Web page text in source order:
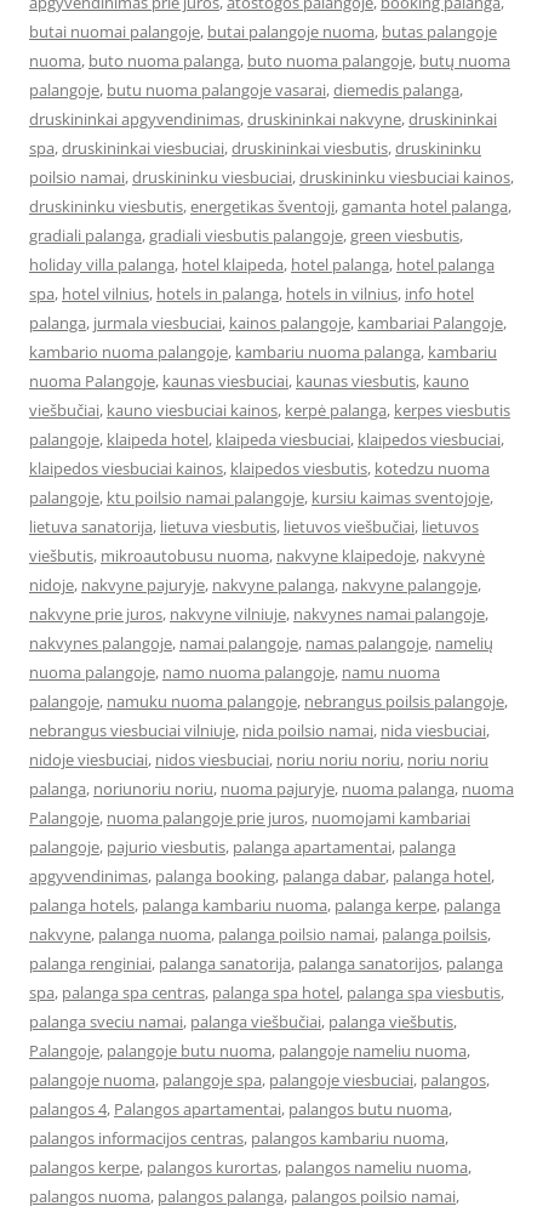
butai nuomai palangoje, butai palangoje nuoma, butas palangoje
nuoma, buto nuoma palanga, buto nuoma palangoje, butų nuoma
palangoje, butu nuoma palangoje vasarai,diemedis palanga,
druskininkai apgyvendinimas,druskininkai nakvyne,druskininkai
spa,druskininkai viesbuciai,druskininkai viesbutis,druskininku
poilsio namai,druskininku viesbuciai,druskininku viesbuciai kainos,
druskininku viesbutis,energetikas šventoji,gamanta hotel palanga,
gradiali palanga,gradiali viesbutis palangoje,green viesbutis,
holiday villa palanga, hotel klaipeda, hotel palanga, hotel palanga
spa, hotel vilnius, hotels in palanga, hotels in vilnius, info hotel
palanga, jurmala viesbuciai, kainos palangoje, kambariai Palangoje,
kambario nuoma palangoje, kambariu nuoma palanga, kambariu
nuoma Palangoje, kaunas viesbuciai, kaunas viesbutis, kauno
viešbučiai, kauno viesbuciai kainos, kerpė palanga, kerpes viesbutis
palangoje, klaipeda hotel, klaipeda viesbuciai, klaipedos viesbuciai,
klaipedos viesbuciai kainos, klaipedos viesbutis, kotedzu nuoma
palangoje, ktu poilsio namai palangoje, kursiu kaimas sventojoje,
lietuva sanatorija, lietuva viesbutis, lietuvos viešbučiai, lietuvos
viešbutis, mikroautobusu nuoma, nakvyne klaipedoje, nakvynė
nidoje, nakvyne pajuryje, nakvyne palanga, nakvyne palangoje,
nakvyne prie juros, nakvyne vilniuje, nakvynes namai palangoje,
nakvynes palangoje, namai palangoje, namas palangoje, namelių
nuoma palangoje, namo nuoma palangoje, namu nuoma
palangoje, namuku nuoma palangoje, nebrangus poilsis palangoje,
nebrangus viesbuciai vilniuje, nida poilsio namai, nida viesbuciai,
nidoje viesbuciai, nidos viesbuciai, noriu noriu noriu, noriu noriu
palanga, noriunoriu noriu, nuoma pajuryje, nuoma palanga, nuoma
Palangoje, nuoma palangoje prie juros, nuomojami kambariai
palangoje, pajurio viesbutis, palanga apartamentai, palanga
apgyvendinimas, palanga booking, palanga dabar, palanga hotel,
palanga hotels, palanga kambariu nuoma, palanga kerpe, palanga
nakvyne, palanga nuoma, palanga poilsio namai, palanga poilsis,
palanga renginiai, palanga sanatorija, palanga sanatorijos, palanga
spa, palanga spa centras, palanga spa hotel, palanga spa viesbutis,
palanga sveciu namai, palanga viešbučiai, palanga viešbutis,
Palangoje, palangoje butu nuoma, palangoje nameliu nuoma,
palangoje nuoma, palangoje spa, palangoje viesbuciai, palangos,
palangos 4, Palangos apartamentai, palangos butu nuoma,
palangos informacijos centras, palangos kambariu nuoma,
palangos kerpe, palangos kurortas, palangos nameliu nuoma,
palangos nuoma, palangos palanga, palangos poilsio namai,